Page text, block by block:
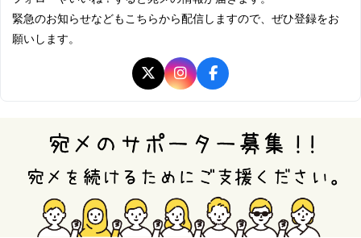
緊急のお知らせなどもこちらから配信しますので、ぜひ登録をお
願いします。